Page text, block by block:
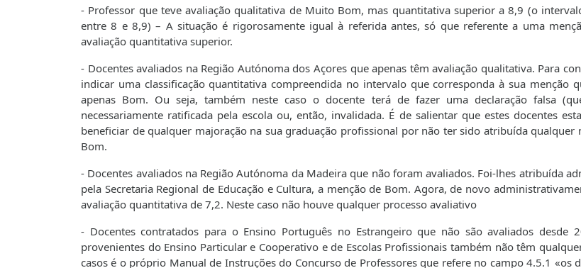
- Professor que teve avaliação qualitativa de Muito Bom, mas quantitativa superior a 8,9 (o
entre 8 e 8,9) – A situação é rigorosamente igual à referida antes, só que referente a uma
avaliação quantitativa superior.
- Docentes avaliados na Região Autónoma dos Açores que apenas têm avaliação qualitativa. Para
indicar uma classificação quantitativa compreendida no intervalo que corresponda à sua menção
apenas Bom. Ou seja, também neste caso o docente terá de fazer uma declaração falsa
necessariamente ratificada pela escola ou, então, invalidada. É de salientar que estes docentes
beneficiar de qualquer majoração na sua graduação profissional por não ter sido atribuída qualquer
Bom.
- Docentes avaliados na Região Autónoma da Madeira que não foram avaliados. Foi-lhes atribuída
pela Secretaria Regional de Educação e Cultura, a menção de Bom. Agora, de novo
avaliação quantitativa de 7,2. Neste caso não houve qualquer processo avaliativo
- Docentes contratados para o Ensino Português no Estrangeiro que não são avaliados desde
provenientes do Ensino Particular e Cooperativo e de Escolas Profissionais também não têm
casos é o próprio Manual de Instruções do Concurso de Professores que refere no campo 4.5.1 «os